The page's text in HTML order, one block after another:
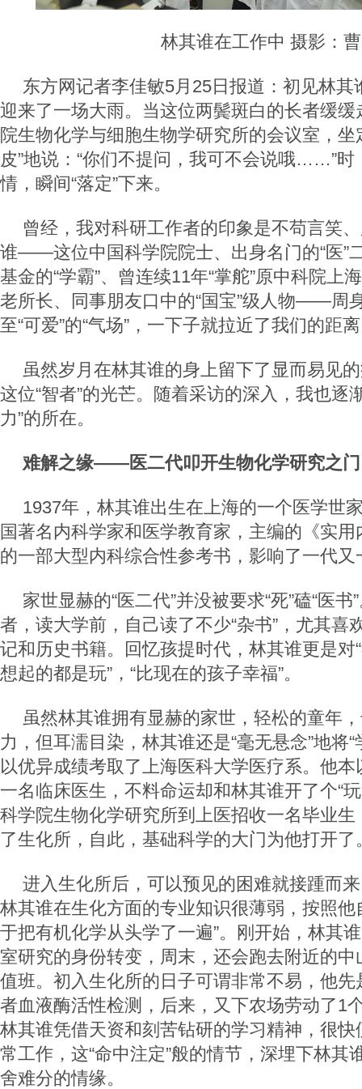
林其谁在工作中 摄影：
东方网记者李佳敏5月25日报道：初见林其
迎来了一场大雨。当这位两鬓斑白的长者缓
院生物化学与细胞生物学研究所的会议室，坐
皮”地说：“你们不提问，我可不会说哦……”时
情，瞬间“落定”下来。
曾经，我对科研工作者的印象是不苟言笑
谁——这位中国科学院院士、出身名门的“医”
基金的“学霸”、曾连续11年“掌舵”原中科院上
老所长、同事朋友口中的“国宝”级人物——周
至“可爱”的“气场”，一下子就拉近了我们的距
虽然岁月在林其谁的身上留下了显而易见
这位“智者”的光芒。随着采访的深入，我也逐
力”的所在。
难解之缘——医二代叩开生物化学研究之门
1937年，林其谁出生在上海的一个医学世
国著名内科学家和医学教育家，主编的《实
的一部大型内科综合性参考书，影响了一代
家世显赫的“医二代”并没被要求“死”磕“医
者，读大学前，自己读了不少“杂书”，尤其喜
记和历史书籍。回忆孩提时代，林其谁更是对
想起的都是玩”，“比现在的孩子幸福”。
虽然林其谁拥有显赫的家世，轻松的童年，
力，但耳濡目染，林其谁还是“毫无悬念”地将
以优异成绩考取了上海医科大学医疗系。他
一名临床医生，不料命运却和林其谁开了个“
科学院生物化学研究所到上医招收一名毕业
了生化所，自此，基础科学的大门为他打开了
进入生化所后，可以预见的困难就接踵而
林其谁在生化方面的专业知识很薄弱，按照他
于把有机化学从头学了一遍”。刚开始，林其
室研究的身份转变，周末，还会跑去附近的
值班。初入生化所的日子可谓非常不易，他
者血液酶活性检测，后来，又下农场劳动了1
林其谁凭借天资和刻苦钻研的学习精神，很
常工作，这“命中注定”般的情节，深埋下林其
舍难分的情缘。